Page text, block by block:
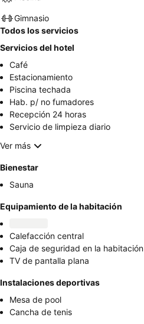
Gimnasio
Todos los servicios
Servicios del hotel
Café
Estacionamiento
Piscina techada
Hab. p/ no fumadores
Recepción 24 horas
Servicio de limpieza diario
Ver más
Bienestar
Sauna
Equipamiento de la habitación
Calefacción central
Caja de seguridad en la habitación
TV de pantalla plana
Instalaciones deportivas
Mesa de pool
Cancha de tenis